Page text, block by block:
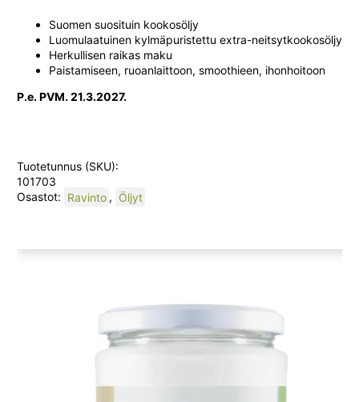
ml
määrä
Suomen suosituin kookosöljy
Luomulaatuinen kylmäpuristettu extra-neitsytkookosöljy
Herkullisen raikas maku
Paistamiseen, ruoanlaittoon, smoothieen, ihonhoitoon
P.e. PVM. 21.3.2027.
Tuotetunnus (SKU):
101703
Osastot: Ravinto , Öljyt